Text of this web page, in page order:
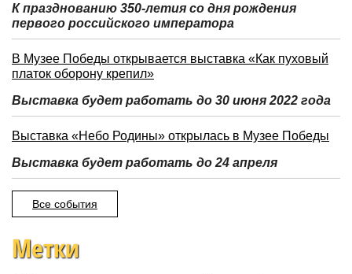
К празднованию 350-летия со дня рождения
первого российского императора
В Музее Победы открывается выставка «Как пуховый
платок оборону крепил»
Выставка будет работать до 30 июня 2022 года
Выставка «Небо Родины» открылась в Музее Победы
Выставка будет работать до 24 апреля
Все события
Метки